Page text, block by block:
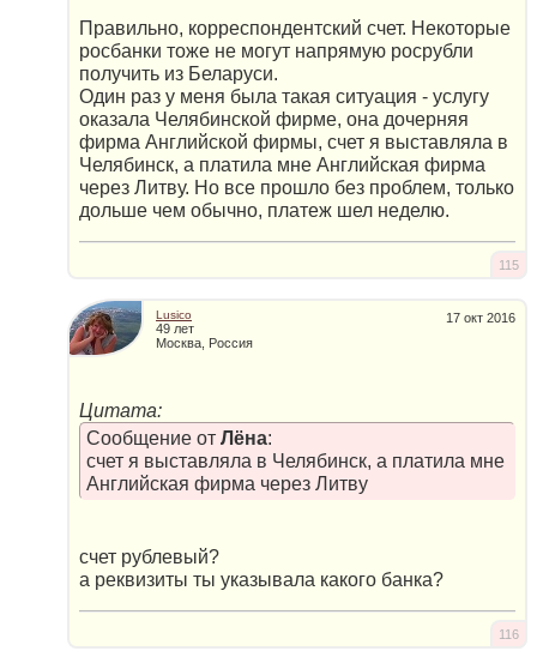
Правильно, корреспондентский счет. Некоторые
росбанки тоже не могут напрямую росрубли
получить из Беларуси.
Один раз у меня была такая ситуация - услугу
оказала Челябинской фирме, она дочерняя
фирма Английской фирмы, счет я выставляла в
Челябинск, а платила мне Английская фирма
через Литву. Но все прошло без проблем, только
дольше чем обычно, платеж шел неделю.
115
17 окт 2016
Lusico
49 лет
Москва, Россия
Цитата:
Сообщение от Лёна:
счет я выставляла в Челябинск, а платила мне
Английская фирма через Литву
счет рублевый?
а реквизиты ты указывала какого банка?
116